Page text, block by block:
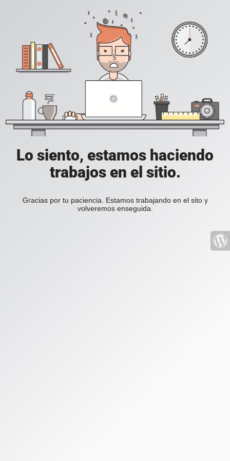
Lo siento, estamos haciendo
trabajos en el sitio.
Gracias por tu paciencia. Estamos trabajando en el sito y
volveremos enseguida.